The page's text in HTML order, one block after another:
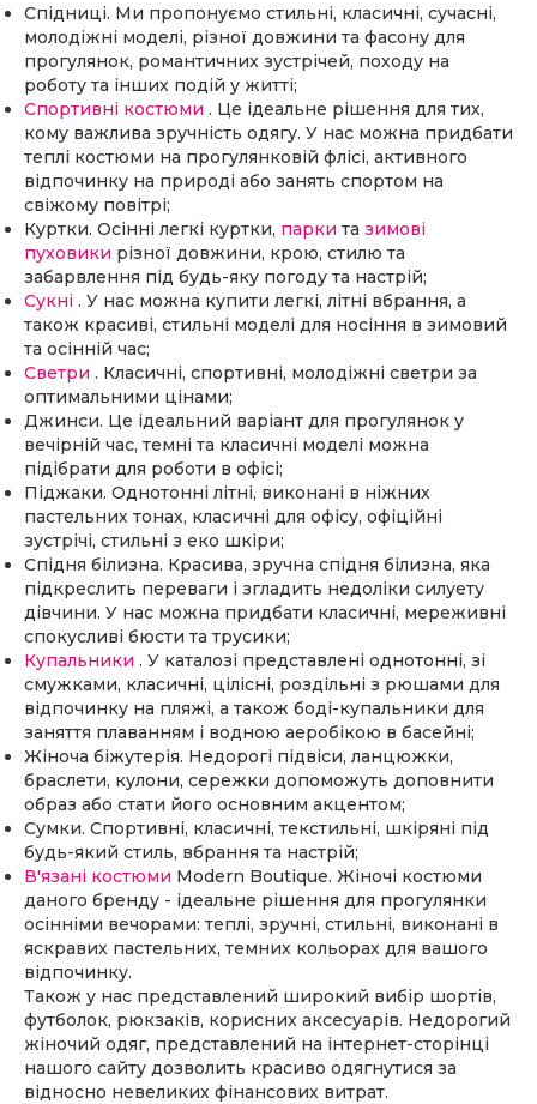
Спідниці. Ми пропонуємо стильні, класичні, сучасні,
молодіжні моделі, різної довжини та фасону для
прогулянок, романтичних зустрічей, походу на
роботу та інших подій у житті;
Спортивні костюми . Це ідеальне рішення для тих,
кому важлива зручність одягу. У нас можна придбати
теплі костюми на прогулянковій флісі, активного
відпочинку на природі або занять спортом на
свіжому повітрі;
Куртки. Осінні легкі куртки, парки та зимові
пуховики різної довжини, крою, стилю та
забарвлення під будь-яку погоду та настрій;
Сукні . У нас можна купити легкі, літні вбрання, а
також красиві, стильні моделі для носіння в зимовий
та осінній час;
Светри . Класичні, спортивні, молодіжні светри за
оптимальними цінами;
Джинси. Це ідеальний варіант для прогулянок у
вечірній час, темні та класичні моделі можна
підібрати для роботи в офісі;
Піджаки. Однотонні літні, виконані в ніжних
пастельних тонах, класичні для офісу, офіційні
зустрічі, стильні з еко шкіри;
Спідня білизна. Красива, зручна спідня білизна, яка
підкреслить переваги і згладить недоліки силуету
дівчини. У нас можна придбати класичні, мереживні
спокусливі бюсти та трусики;
Купальники . У каталозі представлені однотонні, зі
смужками, класичні, цілісні, роздільні з рюшами для
відпочинку на пляжі, а також боді-купальники для
заняття плаванням і водною аеробікою в басейні;
Жіноча біжутерія. Недорогі підвіси, ланцюжки,
браслети, кулони, сережки допоможуть доповнити
образ або стати його основним акцентом;
Сумки. Спортивні, класичні, текстильні, шкіряні під
будь-який стиль, вбрання та настрій;
В'язані костюми Modern Boutique. Жіночі костюми
даного бренду - ідеальне рішення для прогулянки
осінніми вечорами: теплі, зручні, стильні, виконані в
яскравих пастельних, темних кольорах для вашого
відпочинку.
Також у нас представлений широкий вибір шортів,
футболок, рюкзаків, корисних аксесуарів. Недорогий
жіночий одяг, представлений на інтернет-сторінці
нашого сайту дозволить красиво одягнутися за
відносно невеликих фінансових витрат.